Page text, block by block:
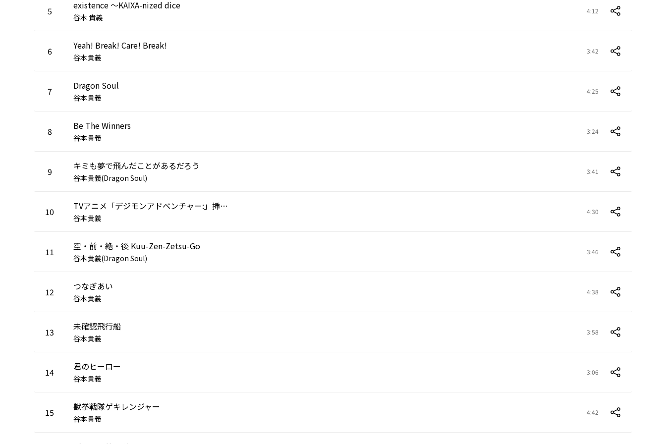
5 existence ～KAIXA-nized dice
谷本 貴義
4:12
6 Yeah! Break! Care! Break!
谷本貴義
3:42
7 Dragon Soul
谷本貴義
4:25
8 Be The Winners
谷本貴義
3:24
9 キミも夢で飛んだことがあるだろう
谷本貴義(Dragon Soul)
3:41
10 TVアニメ「デジモンアドベンチャー:」挿入歌 Break the chain
谷本貴義
4:30
11 空・前・絶・後 Kuu-Zen-Zetsu-Go
谷本貴義(Dragon Soul)
3:46
12 つなぎあい
谷本貴義
4:38
13 未確認飛行船
谷本貴義
3:58
14 君のヒーロー
谷本貴義
3:06
15 獣拳戦隊ゲキレンジャー
谷本貴義
4:42